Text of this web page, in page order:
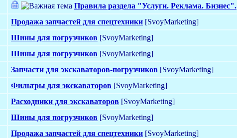
Правила раздела "Услуги. Реклама. Бизнес".
Продажа запчастей для спецтехники [SvoyMarketing]
Шины для погрузчиков [SvoyMarketing]
Шины для погрузчиков [SvoyMarketing]
Запчасти для экскаваторов-погрузчиков [SvoyMarketing]
Фильтры для экскаваторов [SvoyMarketing]
Расходники для экскаваторов [SvoyMarketing]
Шины для погрузчиков [SvoyMarketing]
Продажа запчастей для спецтехники [SvoyMarketing]